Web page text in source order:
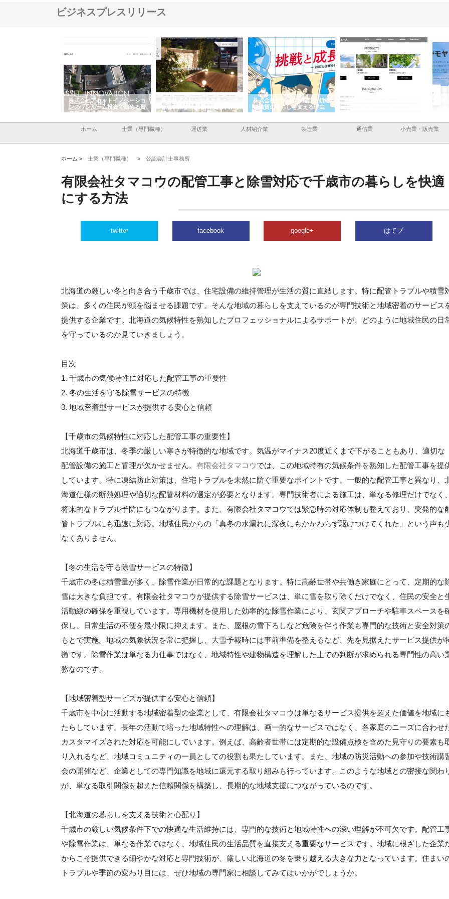
ビジネスプレスリリース
株式会社アセットイノベーショ
ンのワンルーム投資で始める資
産形成と老後準備
と名古屋で叶える理想の外構空
間
株式会社ナツハラが建設と鋲螺
で滋賀の暮らしを支える理由
イトが提供する充実した情報内
株
ホーム 士業（専門職種） 運送業 人材紹介業 製造業 通信業 小売業・販売業
ホーム > 士業（専門職種） > 公認会計士事務所
有限会社タマコウの配管工事と除雪対応で千歳市の暮らしを快適
にする方法
twitter facebook google+ はてブ
北海道の厳しい冬と向き合う千歳市では、住宅設備の維持管理が生活の質に直結します。特に配管トラブルや積雪
策は、多くの住民が頭を悩ませる課題です。そんな地域の暮らしを支えているのが専門技術と地域密着のサービス
提供する企業です。北海道の気候特性を熟知したプロフェッショナルによるサポートが、どのように地域住民の日
を守っているのか見ていきましょう。
目次
1. 千歳市の気候特性に対応した配管工事の重要性
2. 冬の生活を守る除雪サービスの特徴
3. 地域密着型サービスが提供する安心と信頼
【千歳市の気候特性に対応した配管工事の重要性】
北海道千歳市は、冬季の厳しい寒さが特徴的な地域です。気温がマイナス20度近くまで下がることもあり、適切な
配管設備の施工と管理が欠かせません。 有限会社タマコウでは、この地域特有の気候条件を熟知した配管工事を提
しています。特に凍結防止対策は、住宅トラブルを未然に防ぐ重要なポイントです。一般的な配管工事と異なり、
海道仕様の断熱処理や適切な配管材料の選定が必要となります。専門技術者による施工は、単なる修理だけでなく、
将来的なトラブル予防にもつながります。また、有限会社タマコウでは緊急時の対応体制も整えており、突発的な
管トラブルにも迅速に対応。地域住民からの「真冬の水漏れに深夜にもかかわらず駆けつけてくれた」という声も
なくありません。
【冬の生活を守る除雪サービスの特徴】
千歳市の冬は積雪量が多く、除雪作業が日常的な課題となります。特に高齢世帯や共働き家庭にとって、定期的な
雪は大きな負担です。有限会社タマコウが提供する除雪サービスは、単に雪を取り除くだけでなく、住民の安全と
活動線の確保を重視しています。専用機材を使用した効率的な除雪作業により、玄関アプローチや駐車スペースを
保し、日常生活の不便を最小限に抑えます。また、屋根の雪下ろしなど危険を伴う作業も専門的な技術と安全対策
もとで実施。地域の気象状況を常に把握し、大雪予報時には事前準備を整えるなど、先を見据えたサービス提供が
徴です。除雪作業は単なる力仕事ではなく、地域特性や建物構造を理解した上での判断が求められる専門性の高い
務なのです。
【地域密着型サービスが提供する安心と信頼】
千歳市を中心に活動する地域密着型の企業として、有限会社タマコウは単なるサービス提供を超えた価値を地域に
たらしています。長年の活動で培った地域特性への理解は、画一的なサービスではなく、各家庭のニーズに合わせ
カスタマイズされた対応を可能にしています。例えば、高齢者世帯には定期的な設備点検を含めた見守りの要素も
り入れるなど、地域コミュニティの一員としての役割も果たしています。また、地域の防災活動への参加や技術講
会の開催など、企業としての専門知識を地域に還元する取り組みも行っています。このような地域との密接な関わ
が、単なる取引関係を超えた信頼関係を構築し、長期的な地域支援につながっているのです。
【北海道の暮らしを支える技術と心配り】
千歳市の厳しい気候条件下での快適な生活維持には、専門的な技術と地域特性への深い理解が不可欠です。配管工
や除雪作業は、単なる作業ではなく、地域住民の生活品質を直接支える重要なサービスです。地域に根ざした企業
からこそ提供できる細やかな対応と専門技術が、厳しい北海道の冬を乗り越える大きな力となっています。住まい
トラブルや季節の変わり目には、ぜひ地域の専門家に相談してみてはいかがでしょうか。